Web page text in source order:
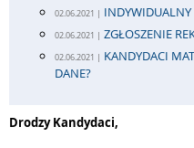
02.06.2021 |
02.06.2021 | ZGŁOSZENIE
02.06.2021 | KANDYDACI
DANE?
Drodzy Kandydaci,